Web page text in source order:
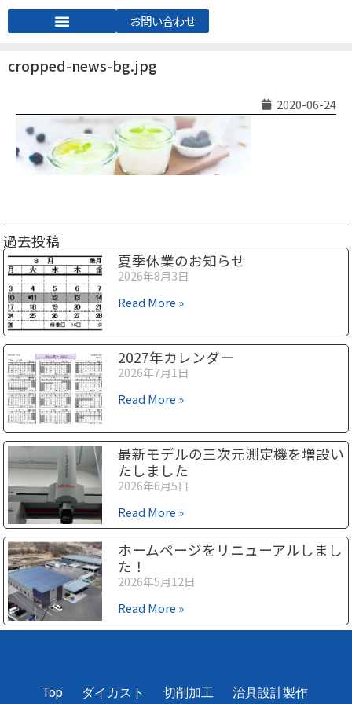
お問い合わせ
cropped-news-bg.jpg
2020-06-24
過去投稿
夏季休業のお知らせ
2026年8月3日
Read More »
2027年カレンダー
2026年7月1日
Read More »
最新モデルの三次元測定機を増設い
たしました
2026年6月5日
Read More »
ホームページをリニューアルしまし
た！
2026年5月12日
Read More »
Top ダイカスト 切削加工 治具設計製作